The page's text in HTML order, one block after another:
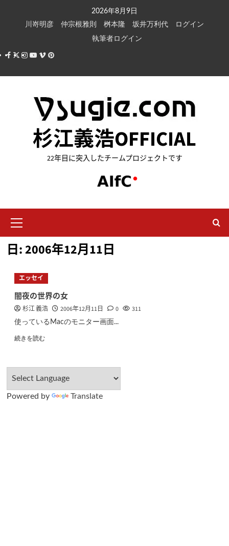
キ
2026年8月9日
川嵜明彦
仲宗根雅則 桝本隆 坂井万利代
ログイン
執筆者ログイン
Facebook
X Instagram
Youtube
VimeoPinterest
杉江義浩OFFICIAL
22年目に突入したチームプロジェクトです
イ
ン
メ
ー
日:2006年12月11日
エッセイ
闇夜の世界の女
杉江 義浩 2006年12月11日 0 311
使っているMacのモニター画面...
続きを読む
Powered by Translate